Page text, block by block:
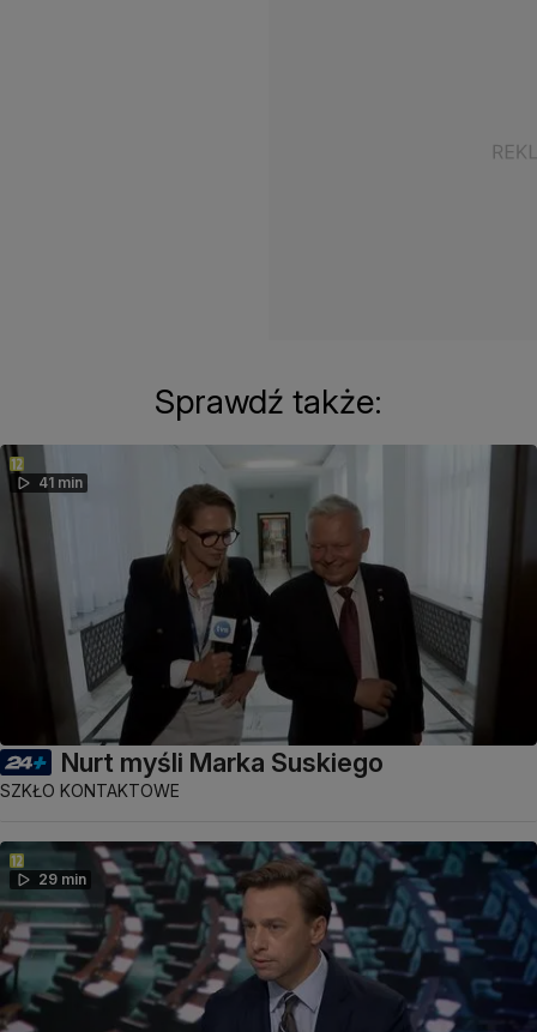
Sprawdź także:
41 min
Nurt myśli Marka Suskiego
SZKŁO KONTAKTOWE
29 min